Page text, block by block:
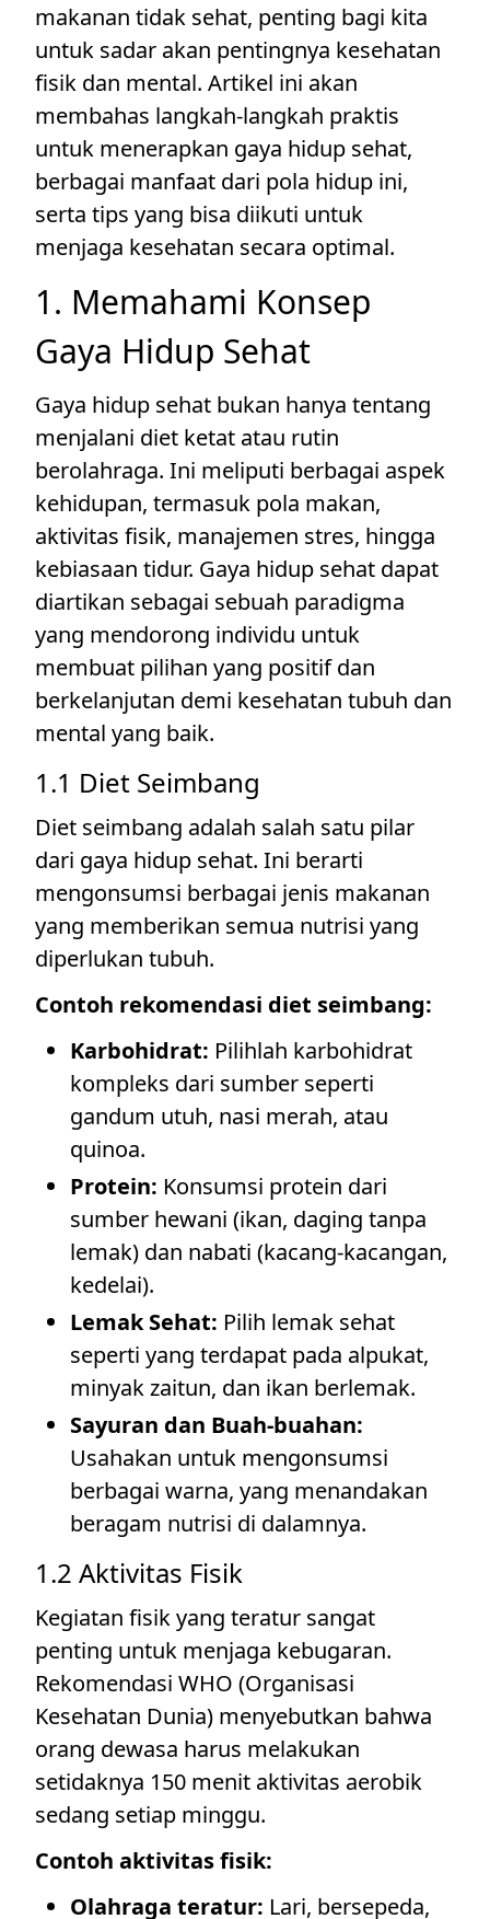
makanan tidak sehat, penting bagi kita
untuk sadar akan pentingnya kesehatan
fisik dan mental. Artikel ini akan
membahas langkah-langkah praktis
untuk menerapkan gaya hidup sehat,
berbagai manfaat dari pola hidup ini,
serta tips yang bisa diikuti untuk
menjaga kesehatan secara optimal.
1. Memahami Konsep
Gaya Hidup Sehat
Gaya hidup sehat bukan hanya tentang
menjalani diet ketat atau rutin
berolahraga. Ini meliputi berbagai aspek
kehidupan, termasuk pola makan,
aktivitas fisik, manajemen stres, hingga
kebiasaan tidur. Gaya hidup sehat dapat
diartikan sebagai sebuah paradigma
yang mendorong individu untuk
membuat pilihan yang positif dan
berkelanjutan demi kesehatan tubuh dan
mental yang baik.
1.1 Diet Seimbang
Diet seimbang adalah salah satu pilar
dari gaya hidup sehat. Ini berarti
mengonsumsi berbagai jenis makanan
yang memberikan semua nutrisi yang
diperlukan tubuh.
Contoh rekomendasi diet seimbang:
Karbohidrat: Pilihlah karbohidrat
kompleks dari sumber seperti
gandum utuh, nasi merah, atau
quinoa.
Protein: Konsumsi protein dari
sumber hewani (ikan, daging tanpa
lemak) dan nabati (kacang-kacangan,
kedelai).
Lemak Sehat: Pilih lemak sehat
seperti yang terdapat pada alpukat,
minyak zaitun, dan ikan berlemak.
Sayuran dan Buah-buahan:
Usahakan untuk mengonsumsi
berbagai warna, yang menandakan
beragam nutrisi di dalamnya.
1.2 Aktivitas Fisik
Kegiatan fisik yang teratur sangat
penting untuk menjaga kebugaran.
Rekomendasi WHO (Organisasi
Kesehatan Dunia) menyebutkan bahwa
orang dewasa harus melakukan
setidaknya 150 menit aktivitas aerobik
sedang setiap minggu.
Contoh aktivitas fisik:
Olahraga teratur: Lari, bersepeda,